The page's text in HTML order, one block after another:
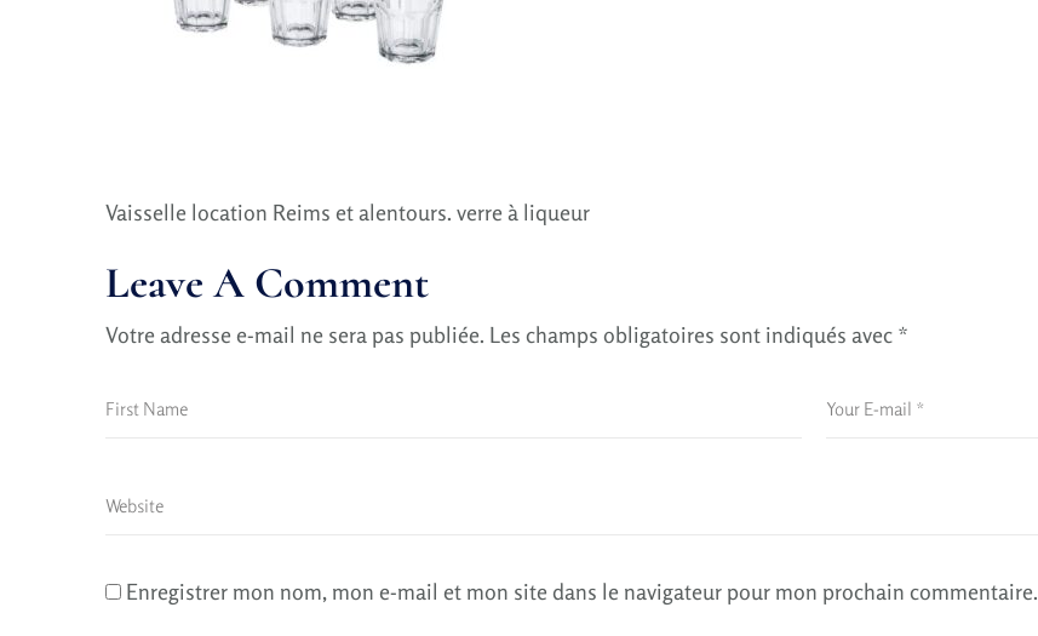
Vaisselle location Reims et alentours. verre à liqueur
Leave A Comment
Votre adresse e-mail ne sera pas publiée. Les champs obligatoires sont indiqués avec *
Enregistrer mon nom, mon e-mail et mon site dans le navigateur pour mon prochain commentaire.